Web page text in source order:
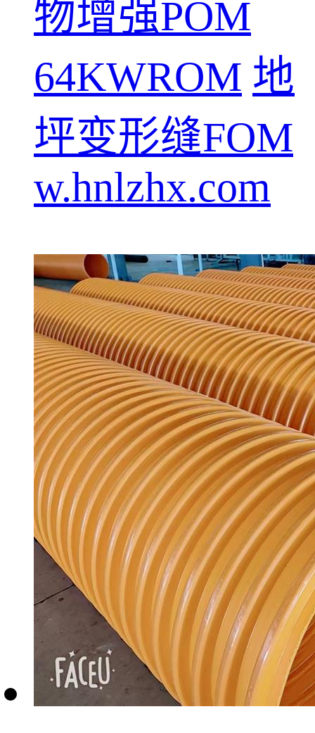
物增强POM
64KWROM 地
坪变形缝FOM
w.hnlzhx.com